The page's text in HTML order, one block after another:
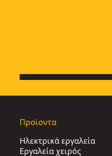
Προϊοντα
Ηλεκτρικά εργαλεία
Εργαλεία χειρός